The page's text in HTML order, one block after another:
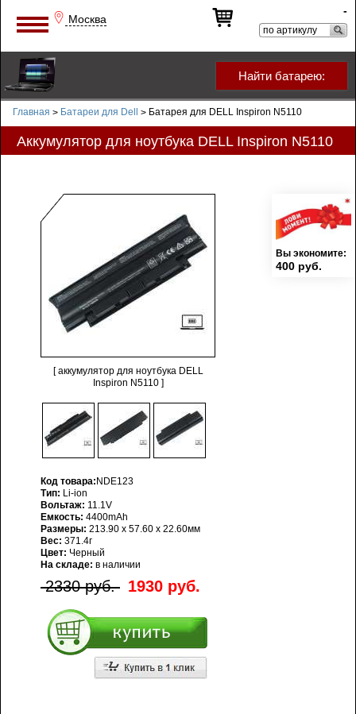
-
Найти батарею:
Москва
Главная > Батареи для Dell > Батарея для DELL Inspiron N5110
Аккумулятор для ноутбука DELL Inspiron N5110
[ аккумулятор для ноутбука DELL
Inspiron N5110 ]
Код товара: NDE123
Тип: Li-ion
Вольтаж: 11.1V
Емкость: 4400mAh
Размеры: 213.90 x 57.60 x 22.60мм
Вес: 371.4г
Цвет: Черный
На складе: в наличии
2330 руб. 1930 руб.
Вы экономите:
400 руб.